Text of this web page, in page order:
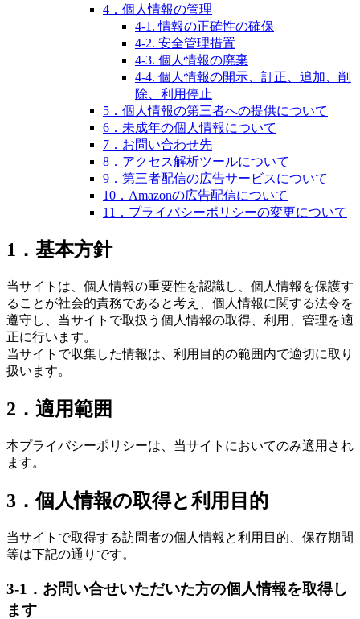
4．個人情報の管理
4-1. 情報の正確性の確保
4-2. 安全管理措置
4-3. 個人情報の廃棄
4-4. 個人情報の開示、訂正、追加、削
除、利用停止
5．個人情報の第三者への提供について
6．未成年の個人情報について
7．お問い合わせ先
8．アクセス解析ツールについて
9．第三者配信の広告サービスについて
10．Amazonの広告配信について
11．プライバシーポリシーの変更について
1．基本方針
当サイトは、個人情報の重要性を認識し、個人情報を保護す
ることが社会的責務であると考え、個人情報に関する法令を
遵守し、当サイトで取扱う個人情報の取得、利用、管理を適
正に行います。
当サイトで収集した情報は、利用目的の範囲内で適切に取り
扱います。
2．適用範囲
本プライバシーポリシーは、当サイトにおいてのみ適用され
ます。
3．個人情報の取得と利用目的
当サイトで取得する訪問者の個人情報と利用目的、保存期間
等は下記の通りです。
3-1．お問い合せいただいた方の個人情報を取得し
ます